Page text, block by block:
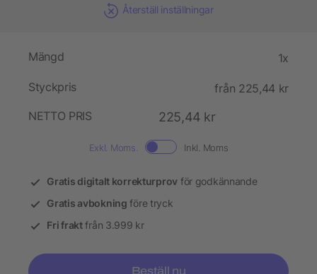
Återställ inställningar
Mängd 1x
Styckpris
från 225,44 kr
NETTO PRIS
225,44 kr
Exkl. Moms. Inkl. Moms
Gratis digitalt korrekturprov för godkännande
Gratis avbokning före tryck
Fri fraktfrån 3.999 kr
Beställ nu